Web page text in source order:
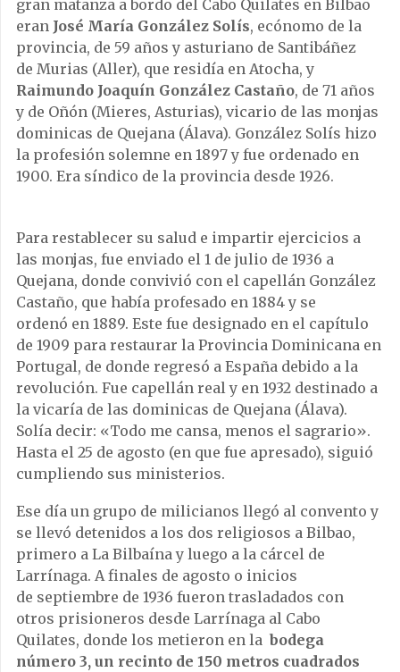
gran matanza a bordo del Cabo Quilates en Bilbao
eran José María González Solís, ecónomo de la
provincia, de 59 años y asturiano de Santibáñez
de Murias (Aller), que residía en Atocha, y
Raimundo Joaquín González Castaño, de 71 años
y de Oñón (Mieres, Asturias), vicario de las monjas
dominicas de Quejana (Álava). González Solís hizo
la profesión solemne en 1897 y fue ordenado en
1900. Era síndico de la provincia desde 1926.
Para restablecer su salud e impartir ejercicios a
las monjas, fue enviado el 1 de julio de 1936 a
Quejana, donde convivió con el capellán González
Castaño, que había profesado en 1884 y se
ordenó en 1889. Este fue designado en el capítulo
de 1909 para restaurar la Provincia Dominicana en
Portugal, de donde regresó a España debido a la
revolución. Fue capellán real y en 1932 destinado a
la vicaría de las dominicas de Quejana (Álava).
Solía decir: «Todo me cansa, menos el sagrario».
Hasta el 25 de agosto (en que fue apresado), siguió
cumpliendo sus ministerios.
Ese día un grupo de milicianos llegó al convento y
se llevó detenidos a los dos religiosos a Bilbao,
primero a La Bilbaína y luego a la cárcel de
Larrínaga. A finales de agosto o inicios
de septiembre de 1936 fueron trasladados con
otros prisioneros desde Larrínaga al Cabo
Quilates, donde los metieron en la bodega
número 3, un recinto de 150 metros cuadrados